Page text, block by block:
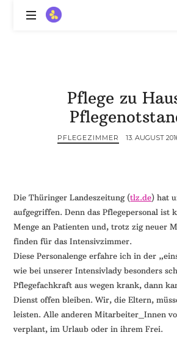
ZitronenBitter
treffe
dein
Mut
und
ein
Lächeln
//
Pflege zu
PFLEGEZIMMER 13. AUGUST
Die Thüringer Landeszeitung (tlz.de) hat
aufgegriffen. Denn das Pflegepersonal ist
Menge an Patienten und, trotz zig neuer
finden für das Intensivzimmer.
Diese Personalenge erfahre ich in der
wie bei unserer Intensivlady besonders
Pflegefachkraft aus wegen krank, dann
Dienst offen bleiben. Wir, die Eltern,
leisten. Alle anderen Mitarbeiter_Innen
verplant, im Urlaub oder in ihrem Frei.